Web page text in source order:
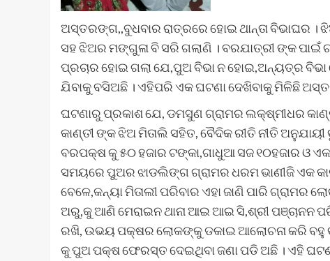
ଅସ୍ତରଙ୍ଗ,,ବୁଧବାର ରାତ୍ରରେ ହୋଇ ଥାନ୍ତା ବିଭାଘର
ସହ ଝିଅର ମଙ୍ଗୁଳା ବି ସରି ଗଲାଣି । ବରଯାତ୍ରୀ ଙ୍କ
ପ୍ରଚାର ହୋଇ ଗଲା ଯେ,ପୁଅ ବିଭା ନ ହୋଇ,ଅନ୍ୟତ୍ର ବିଭା
ଯିବାକୁ ବସିଅଛି । ଏହିପରି ଏକ ଘଟଣା ଦେଖିବାକୁ ମିଳିଛି
ଘଟଣାରୁ ପ୍ରକାଶ ଯେ, ଡମସୁଣ ଗ୍ରାମର ଲକ୍ଷ୍ମୀଧର
କାଣ୍ତୀ ଙ୍କ ଝିଅ ମିତାଲି ସହିତ, ବୈଦିକ ରୀତି ନୀତି
ବରପକ୍ଷ କୁ ୫୦ ହଜାର ଟଙ୍କା,ଗାଧୁଆ ସଜ ୧୦ହଜାର ଓ
ସମୟରେ ପୁଅର ଝାଡଲିଙ୍ଗ ଗ୍ରାମର ଧରମ ଭାଣୀଜି ଏକ
ବେଳେ,କନ୍ୟା ମିତାଲୀ ପରିବାର ଏହା ଜାଣି ପାରି ଗ୍ରାମର
ଅରୁ,କୁ ଆଣି ମେରାଇନ ଥାନା ଆଇ ଆଇ ସି,ଶ୍ରୀ
ରଖି, ଉଭୟ ପକ୍ଷର ଲୋକଙ୍କୁ ଡକାଇ ଆଲୋଚନା କରି ବହୁ
କୁ ପୁଅ ପକ୍ଷ ଫେରସ୍ତ ଦେଇଥିବା ଜଣା ପଡି ଅଛି । ଏହି